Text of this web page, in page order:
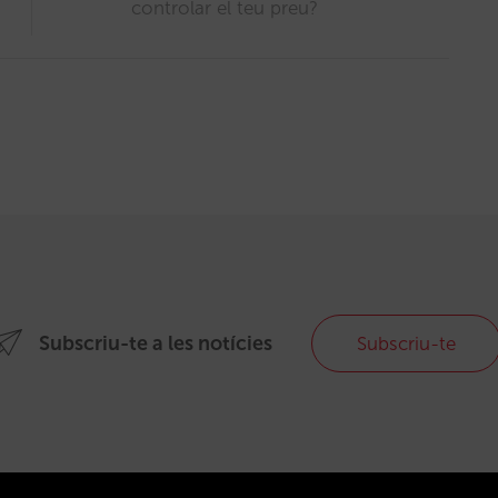
controlar el teu preu?
Subscriu-te a les notícies Subscriu-te